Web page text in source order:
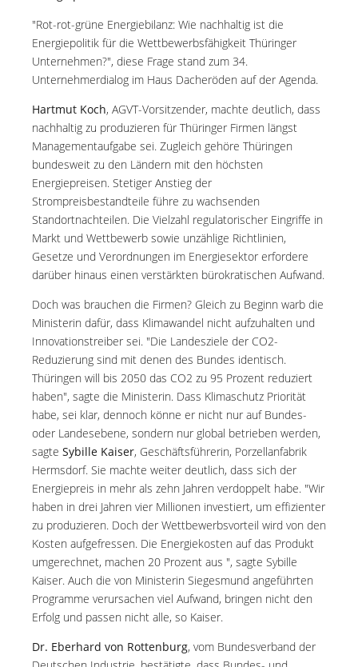
"Rot-rot-grüne Energiebilanz: Wie nachhaltig ist die
Energiepolitik für die Wettbewerbsfähigkeit Thüringer
Unternehmen?", diese Frage stand zum 34.
Unternehmerdialog im Haus Dacheröden auf der Agenda.
Hartmut Koch, AGVT-Vorsitzender, machte deutlich, dass
nachhaltig zu produzieren für Thüringer Firmen längst
Managementaufgabe sei. Zugleich gehöre Thüringen
bundesweit zu den Ländern mit den höchsten
Energiepreisen. Stetiger Anstieg der
Strompreisbestandteile führe zu wachsenden
Standortnachteilen. Die Vielzahl regulatorischer Eingriffe in
Markt und Wettbewerb sowie unzählige Richtlinien,
Gesetze und Verordnungen im Energiesektor erfordere
darüber hinaus einen verstärkten bürokratischen Aufwand.
Doch was brauchen die Firmen? Gleich zu Beginn warb die
Ministerin dafür, dass Klimawandel nicht aufzuhalten und
Innovationstreiber sei. "Die Landesziele der CO2-
Reduzierung sind mit denen des Bundes identisch.
Thüringen will bis 2050 das CO2 zu 95 Prozent reduziert
haben", sagte die Ministerin. Dass Klimaschutz Priorität
habe, sei klar, dennoch könne er nicht nur auf Bundes-
oder Landesebene, sondern nur global betrieben werden,
sagte Sybille Kaiser, Geschäftsführerin, Porzellanfabrik
Hermsdorf. Sie machte weiter deutlich, dass sich der
Energiepreis in mehr als zehn Jahren verdoppelt habe. "Wir
haben in drei Jahren vier Millionen investiert, um effizienter
zu produzieren. Doch der Wettbewerbsvorteil wird von den
Kosten aufgefressen. Die Energiekosten auf das Produkt
umgerechnet, machen 20 Prozent aus ", sagte Sybille
Kaiser. Auch die von Ministerin Siegesmund angeführten
Programme verursachen viel Aufwand, bringen nicht den
Erfolg und passen nicht alle, so Kaiser.
Dr. Eberhard von Rottenburg, vom Bundesverband der